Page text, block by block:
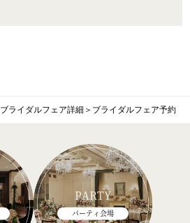
ブライダルフェア詳細 ＞ ブライダルフェア予約
PARTY
パーティ会場